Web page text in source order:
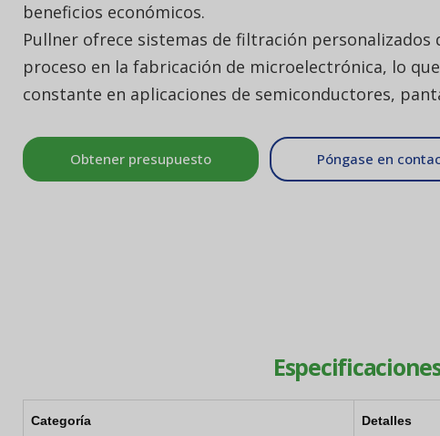
beneficios económicos.
Pullner ofrece sistemas de filtración
proceso en la fabricación de microelectrónica, lo
constante en aplicaciones de semiconductores,
Obtener presupuesto Póngase en
Categoría Detalles